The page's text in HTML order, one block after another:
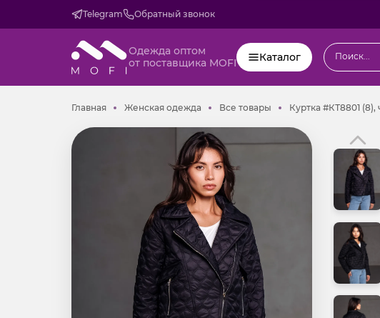
Telegram Обратный звонок
Одежда оптом
от поставщика MOFI
Каталог
ГлавнаяГлавнаяЖенская одежда Женская одежда
Все товары Все товары
Куртка #КТ8801